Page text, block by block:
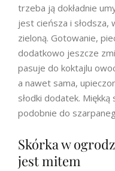
trzeba ją dokładnie
jest cieńsza i słodsza,
zieloną. Gotowanie,
dodatkowo jeszcze
pasuje do koktajlu
a nawet sama,
słodki dodatek.
podobnie do
Skórka w
jest mitem